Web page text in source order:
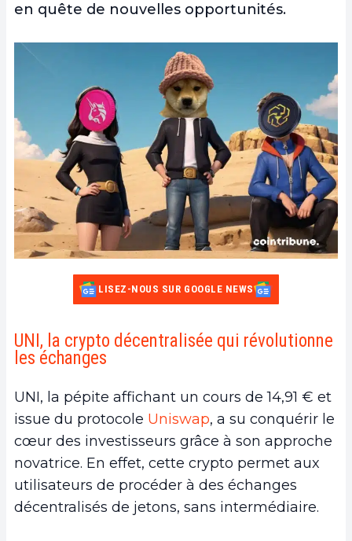
en quête de nouvelles opportunités.
LISEZ-NOUS SUR GOOGLE NEWS
UNI, la crypto décentralisée qui révolutionne
les échanges
UNI, la pépite affichant un cours de 14,91 € et
issue du protocole Uniswap, a su conquérir le
cœur des investisseurs grâce à son approche
novatrice. En effet, cette crypto permet aux
utilisateurs de procéder à des échanges
décentralisés de jetons, sans intermédiaire.